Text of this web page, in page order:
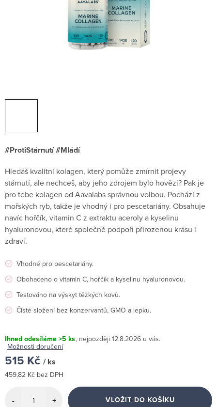
#ProtiStárnutí #Mládí
Hledáš kvalitní kolagen, který pomůže zmírnit projevy
stárnutí, ale nechceš, aby jeho zdrojem bylo hovězí? Pak je
pro tebe kolagen od Aavalabs správnou volbou. Pochází z
mořských ryb, takže je vhodný i pro pescetariány. Obsahuje
navíc hořčík, vitamin C z extraktu aceroly a kyselinu
hyaluronovou, které společně podpoří přirozenou krásu i
zdraví.
Vhodné pro pescetariány.
Obohaceno o vitamin C, hořčík a kyselinu hyaluronovou.
Testováno na výskyt těžkých kovů.
Čisté složení bez konzervantů, GMO a lepku.
Ihned odesíláme>5 ks
12.8.2026
Možnosti doručení
515 Kč / ks
459,82 Kč bez DPH
VLOŽIT DO KOŠÍKU